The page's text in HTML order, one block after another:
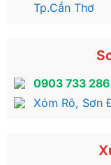
Tp.Cần Thơ
0903 733 286
Xóm Rô, Sơn